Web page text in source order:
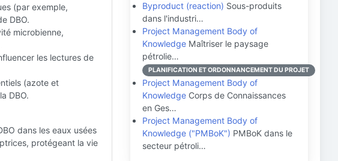
(par exemple,
DBO.
microbienne,
les lectures de
(azote et
DBO.
dans les eaux usées
protégeant la vie
Byproduct (reaction) Sous-produits
dans l'industri…
Project Management Body of
Knowledge Maîtriser le paysage
pétrolie…
PLANIFICATION ET ORDONNANCEMENT DU PROJET
Project Management Body of
Knowledge Corps de Connaissances
en Ges…
Project Management Body of
Knowledge ("PMBoK") PMBoK dans le
secteur pétroli…